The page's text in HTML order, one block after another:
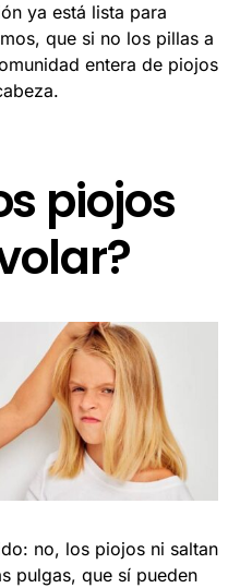
ya está lista para
que si no los pillas a
entera de piojos
piojos
no, los piojos ni saltan
pulgas, que sí pueden